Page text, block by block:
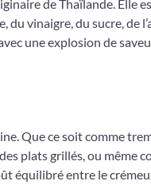
de Thaïlande. Elle
du vinaigre, du sucre, de
une explosion de
Que ce soit comme
plats grillés, ou même
équilibré entre le